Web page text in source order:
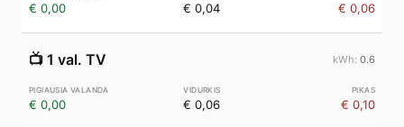
€ 0,00 € 0,04 € 0,06
📺 1 val. TV 0.6
€ 0,00 € 0,06 € 0,10